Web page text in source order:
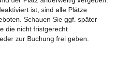
ist, sind alle Plätze
Schauen Sie ggf. später
die nicht fristgerecht
zur Buchung frei geben.